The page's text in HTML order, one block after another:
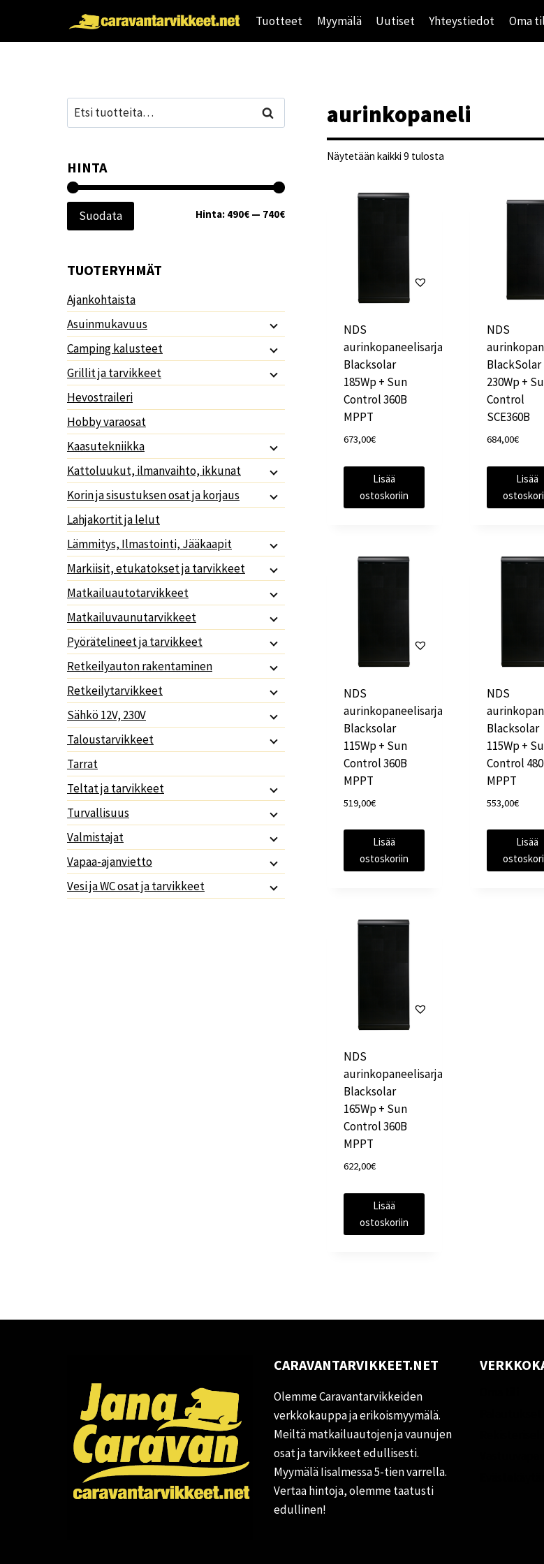
Tuotteet Myymälä Uutiset Yhteystiedot Oma
aurinkopaneli
Näytetään kaikki 9 tulostaSuosituimmat
NDS
aurinkopaneelisarja
Blacksolar
185Wp + Sun
Control 360B
MPPT
673,00€
Lisää
ostoskoriin
NDS
BlackSolar
230Wp +
Control
SCE360B
684,00€
Lisää
NDS
aurinkopaneelisarja
Blacksolar
115Wp + Sun
Control 360B
MPPT
519,00€
Lisää
ostoskoriin
NDS
Blacksolar
115Wp +
Control
MPPT
553,00€
Lisää
NDS
aurinkopaneelisarja
Blacksolar
165Wp + Sun
Control 360B
MPPT
622,00€
Lisää
ostoskoriin
Etsi: Haku
HINTA
Minimihinta
Maksimihinta
Suodata Hinta: 490€ — 740€
TUOTERYHMÄT
Ajankohtaista
Asuinmukavuus
Camping kalusteet
Grillit ja tarvikkeet
Hevostraileri
Hobby varaosat
Kaasutekniikka
Kattoluukut, ilmanvaihto, ikkunat
Korin ja sisustuksen osat ja korjaus
Lahjakortit ja lelut
Lämmitys, Ilmastointi, Jääkaapit
Markiisit, etukatokset ja tarvikkeet
Matkailuautotarvikkeet
Matkailuvaunutarvikkeet
Pyörätelineet ja tarvikkeet
Retkeilyauton rakentaminen
Retkeilytarvikkeet
Sähkö 12V, 230V
Taloustarvikkeet
Tarrat
Teltat ja tarvikkeet
Turvallisuus
Valmistajat
Vapaa-ajanvietto
Vesi ja WC osat ja tarvikkeet
CARAVANTARVIKKEET.NET
Olemme Caravantarvikkeiden
verkkokauppa ja erikoismyymälä.
Meiltä matkailuautojen ja vaunujen
osat ja tarvikkeet edullisesti.
Myymälä Iisalmessa 5-tien varrella.
Vertaa hintoja, olemme taatusti
edullinen!